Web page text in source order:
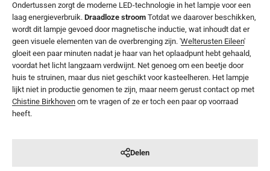
Ondertussen zorgt de moderne LED-technologie in het lampje voor een
laag energieverbruik. Draadloze stroom Totdat we daarover beschikken,
wordt dit lampje gevoed door magnetische inductie, wat inhoudt dat er
geen visuele elementen van de overbrenging zijn. 'Welterusten Eileen'
gloeit een paar minuten nadat je haar van het oplaadpunt hebt gehaald,
voordat het licht langzaam verdwijnt. Net genoeg om een beetje door
huis te struinen, maar dus niet geschikt voor kasteelheren. Het lampje
lijkt niet in productie genomen te zijn, maar neem gerust contact op met
Chistine Birkhoven om te vragen of ze er toch een paar op voorraad
heeft.
Delen